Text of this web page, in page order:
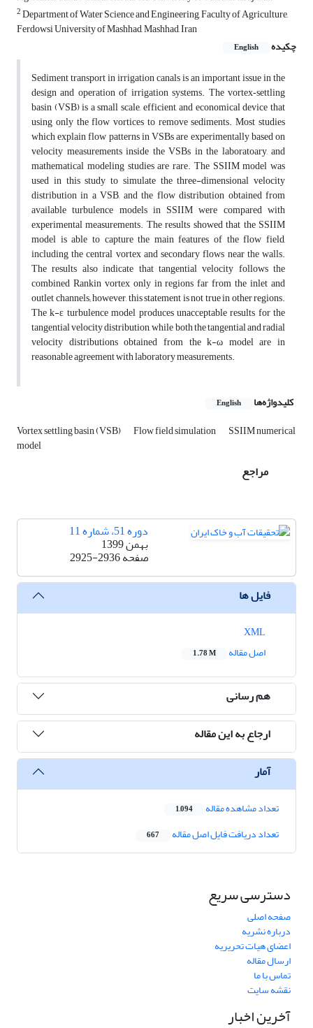
2Department of Water Science and Engineering, Faculty of Agriculture,
Ferdowsi University of Mashhad, Mashhad, Iran
چکیده
English
Sediment transport in irrigation canals is an important issue in the
design and operation of irrigation systems. The vortex‐settling
basin (VSB) is a small scale, efficient, and economical device that
using only the flow vortices to remove sediments. Most studies
which explain flow patterns in VSBs are experimentally based on
velocity measurements inside the VSBs in the laboratoary, and
mathematical modeling studies are rare. The SSIIM model was
used in this study to simulate the three-dimensional velocity
distribution in a VSB, and the flow distribution obtained from
available turbulence models in SSIIM were compared with
experimental measurements. The results showed that the SSIIM
model is able to capture the main features of the flow field,
including the central vortex and secondary flows near the walls.
The results also indicate that tangential velocity follows the
combined Rankin vortex only in regions far from the inlet and
outlet channels; however, this statement is not true in other regions.
The k-ε turbulence model produces unacceptable results for the
tangential velocity distribution, while both the tangential and radial
velocity distributions obtained from the k-ω model are in
reasonable agreement with laboratory measurements.
کلیدواژه‌ها English
Vortex settling basin (VSB) Flow field simulation SSIIM numerical
model
مراجع
دوره 51، شماره 11
بهمن 1399
صفحه2925-2936
فایل ها
اصل مقاله
1.78 M
هم رسانی
ارجاع به این مقاله
آمار
تعداد مشاهده مقاله 1,094
تعداد دریافت فایل اصل مقاله 667
دسترسی سریع
صفحه اصلی
درباره نشریه
اعضای هیات تحریریه
ارسال مقاله
تماس با ما
نقشه سایت
آخرین اخبار